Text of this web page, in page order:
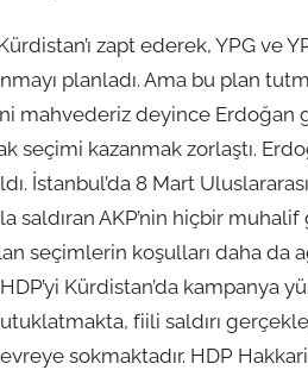
zapt ederek, YPG ve
planladı. Ama bu plan
mahvederiz deyince Erdoğan
seçimi kazanmak zorlaştı.
İstanbul’da 8 Mart
saldıran AKP’nin hiçbir
seçimlerin koşulları daha da
Kürdistan’da kampanya
fiili saldırı
sokmaktadır. HDP